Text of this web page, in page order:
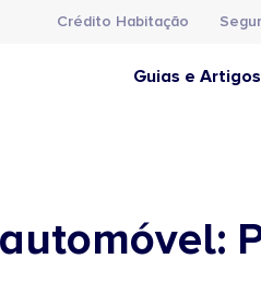
Crédito Habitação
Guias e Artigos